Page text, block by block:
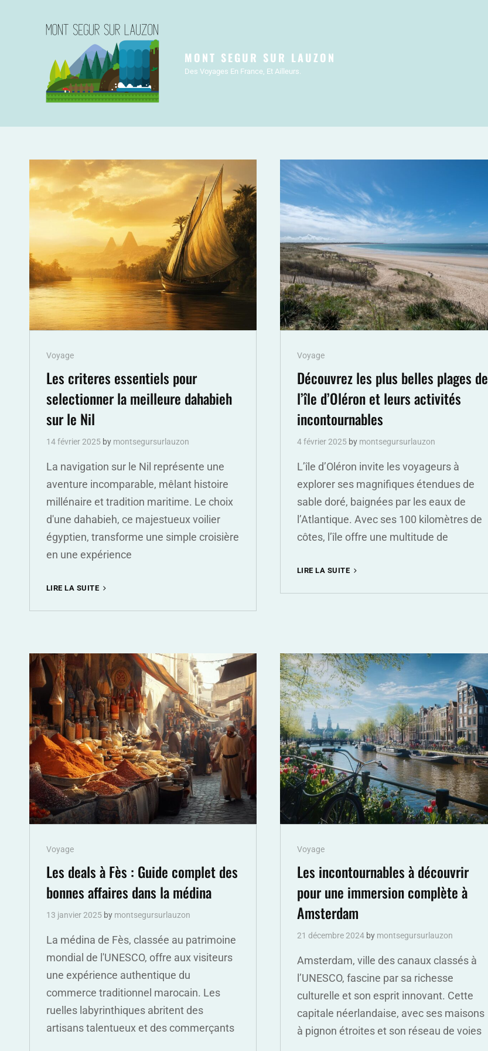
MONT SEGUR SUR LAUZON
Des Voyages En France, Et Ailleurs.
Cat
Links
Voyage
Les criteres essentiels pour
selectionner la meilleure dahabieh
sur le Nil
14 février 2025 by montsegursurlauzon
La navigation sur le Nil représente une
aventure incomparable, mêlant histoire
millénaire et tradition maritime. Le choix
d'une dahabieh, ce majestueux voilier
égyptien, transforme une simple croisière
en une expérience
LIRE LA SUITE
ESSENTIELS
MEILLEURE
DAHABIEH
SUR
LE
NIL
Cat
Links
Voyage
Découvrez les plus belles plages de
l’île d’Oléron et leurs activités
incontournables
4 février 2025 by montsegursurlauzon
L’île d’Oléron invite les voyageurs à
explorer ses magnifiques étendues de
sable doré, baignées par les eaux de
l’Atlantique. Avec ses 100 kilomètres de
côtes, l’île offre une multitude de
LIRE LA SUITE
PLUS
D’OLÉRON
ET
LEURS
ACTIVITÉS
INCONTOURNABLES
Cat
Links
Voyage
Les deals à Fès : Guide complet des
bonnes affaires dans la médina
13 janvier 2025 by montsegursurlauzon
La médina de Fès, classée au patrimoine
mondial de l'UNESCO, offre aux visiteurs
une expérience authentique du
commerce traditionnel marocain. Les
ruelles labyrinthiques abritent des
artisans talentueux et des commerçants
Cat
Links
Voyage
Les incontournables à découvrir
pour une immersion complète à
Amsterdam
21 décembre 2024 by montsegursurlauzon
Amsterdam, ville des canaux classés à
l’UNESCO, fascine par sa richesse
culturelle et son esprit innovant. Cette
capitale néerlandaise, avec ses maisons
à pignon étroites et son réseau de voies